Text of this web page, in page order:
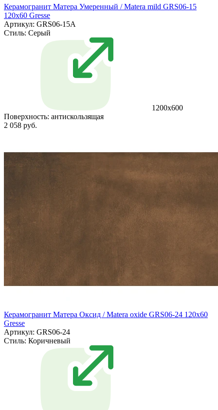
Керамогранит Матера Умеренный / Matera mild GRS06-15
120х60 Gresse
Артикул: GRS06-15A
Стиль: Серый
1200х600
Поверхность: антискользящая
2 058 руб.
Керамогранит Матера Оксид / Matera oxide GRS06-24 120х60
Gresse
Артикул: GRS06-24
Стиль: Коричневый